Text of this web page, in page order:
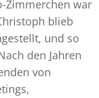
Zimmerchen war
blieb
und so
den Jahren
von